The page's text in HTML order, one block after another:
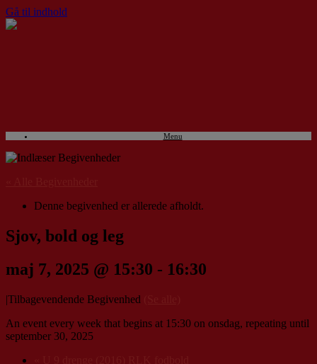
Gå til indhold
Menu
Denne begivenhed er allerede afholdt.
Sjov, bold og leg
maj 7, 2025 @ 15:30 - 16:30
|Tilbagevendende Begivenhed
An event every week that begins at 15:30 on onsdag, repeating until
september 30, 2025